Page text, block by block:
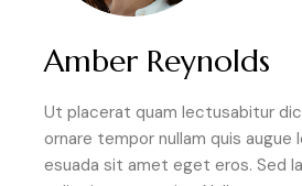
Amber Reynolds
Ut placerat quam lectusabitur
ornare tempor nullam quis augue
esuada sit amet eget eros. Sed